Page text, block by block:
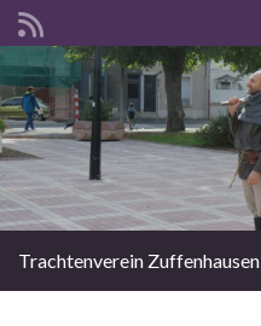
Trachtenverein Zuffenhausen